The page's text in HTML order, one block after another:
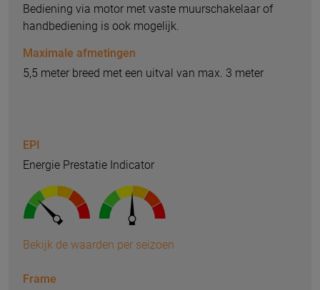
Bediening via motor met vaste muurschakelaar of
handbediening is ook mogelijk.
Maximale afmetingen
5,5 meter breed met een uitval van max. 3 meter
EPI
Energie Prestatie Indicator
Bekijk de waarden per seizoen
Frame